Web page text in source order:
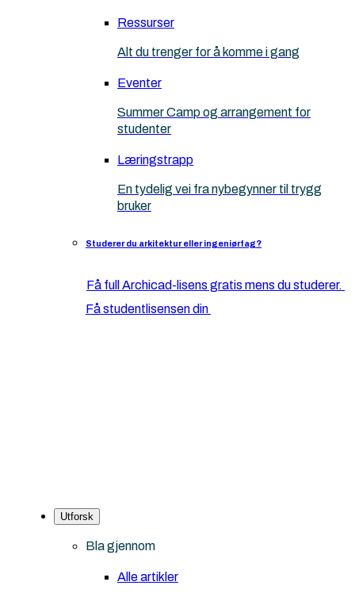
Ressurser
Alt du trenger for å komme i gang
Eventer
Summer Camp og arrangement for
studenter
Læringstrapp
En tydelig vei fra nybegynner til trygg
bruker
Studerer du arkitektur eller ingeniørfag?
Få full Archicad-lisens gratis mens du studerer.
Få studentlisensen din
Utforsk
Bla gjennom
Alle artikler